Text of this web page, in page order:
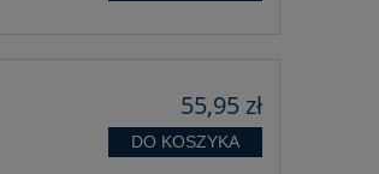
55,95 zł
DO KOSZYKA